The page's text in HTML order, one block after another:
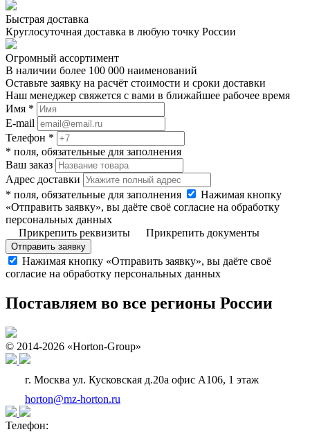
Быстрая доставка
Круглосуточная доставка в любую точку России
Огромный ассортимент
В наличии более 100 000 наименований
Оставьте заявку на расчёт стоимости и сроки доставки
Наш менеджер свяжется с вами в ближайшее рабочее время
Имя *
E-mail
Телефон *
* поля, обязательные для заполнения
Ваш заказ
Адрес доставки
* поля, обязательные для заполнения
Нажимая кнопку
«Отправить заявку», вы даёте своё согласие на обработку
персональных данных
Прикрепить реквизиты
Прикрепить документы
Отправить заявку
Нажимая кнопку «Отправить заявку», вы даёте своё
согласие на обработку персональных данных
Поставляем во все регионы России
© 2014-2026 «Horton-Group»
г. Москва ул. Кусковская д.20а офис А106, 1 этаж
horton@mz-horton.ru
Телефон: